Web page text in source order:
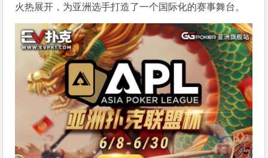
火热展开，为亚洲选手打造了一个国际化的赛事舞台。